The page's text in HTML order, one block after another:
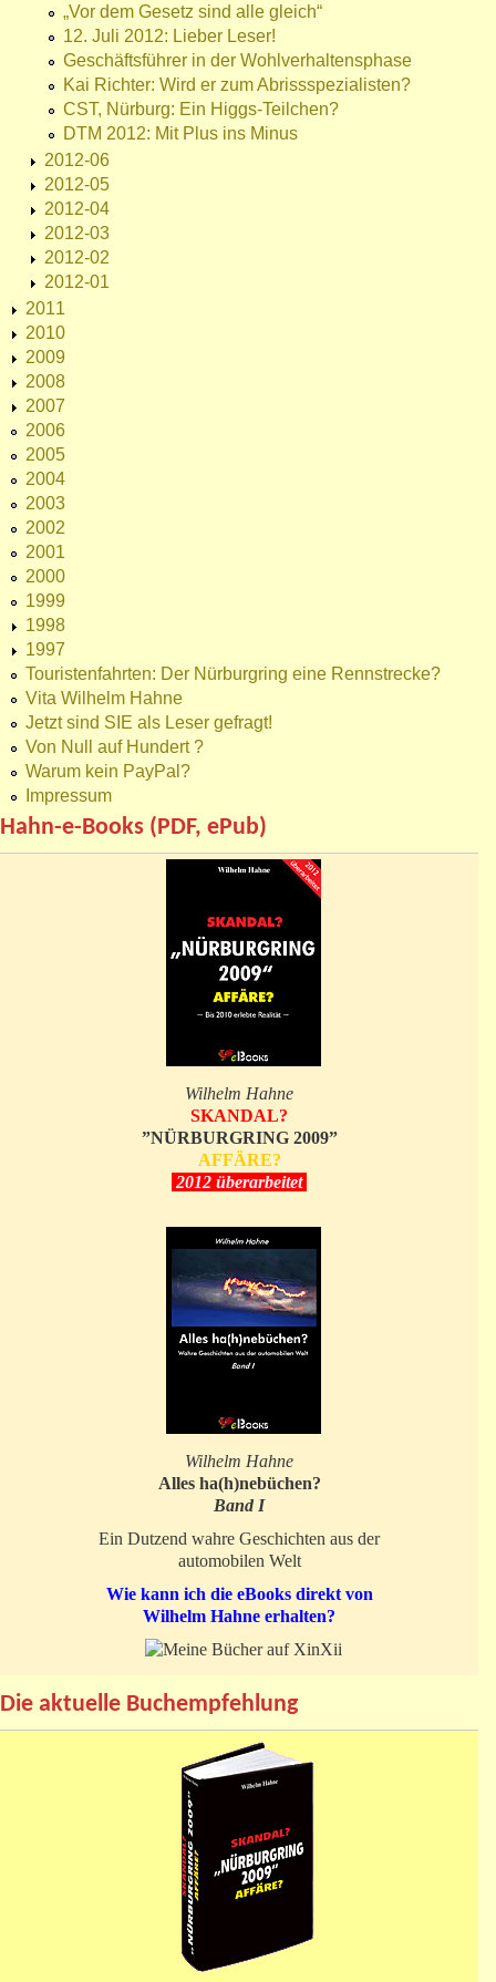
„Vor dem Gesetz sind alle gleich“
12. Juli 2012: Lieber Leser!
Geschäftsführer in der Wohlverhaltensphase
Kai Richter: Wird er zum Abrissspezialisten?
CST, Nürburg: Ein Higgs-Teilchen?
DTM 2012: Mit Plus ins Minus
2012-06
2012-05
2012-04
2012-03
2012-02
2012-01
2011
2010
2009
2008
2007
2006
2005
2004
2003
2002
2001
2000
1999
1998
1997
Touristenfahrten: Der Nürburgring eine Rennstrecke?
Vita Wilhelm Hahne
Jetzt sind SIE als Leser gefragt!
Von Null auf Hundert ?
Warum kein PayPal?
Impressum
Hahn-e-Books (PDF, ePub)
Wilhelm Hahne
SKANDAL?
”NÜRBURGRING 2009”
AFFÄRE?
2012 überarbeitet
Wilhelm Hahne
Alles ha(h)nebüchen?
Band I
Ein Dutzend wahre Geschichten aus der
automobilen Welt
Wie kann ich die eBooks direkt von
Wilhelm Hahne erhalten?
Die aktuelle Buchempfehlung